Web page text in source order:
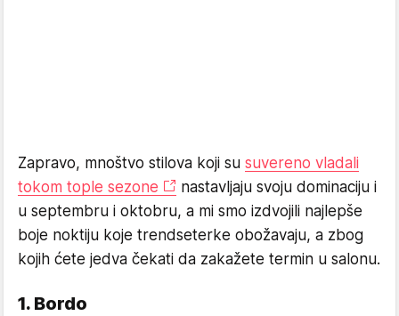
Zapravo, mnoštvo stilova koji su suvereno vladali
tokom tople sezone
nastavljaju svoju dominaciju i
u septembru i oktobru, a mi smo izdvojili najlepše
boje noktiju koje trendseterke obožavaju, a zbog
kojih ćete jedva čekati da zakažete termin u salonu.
1. Bordo